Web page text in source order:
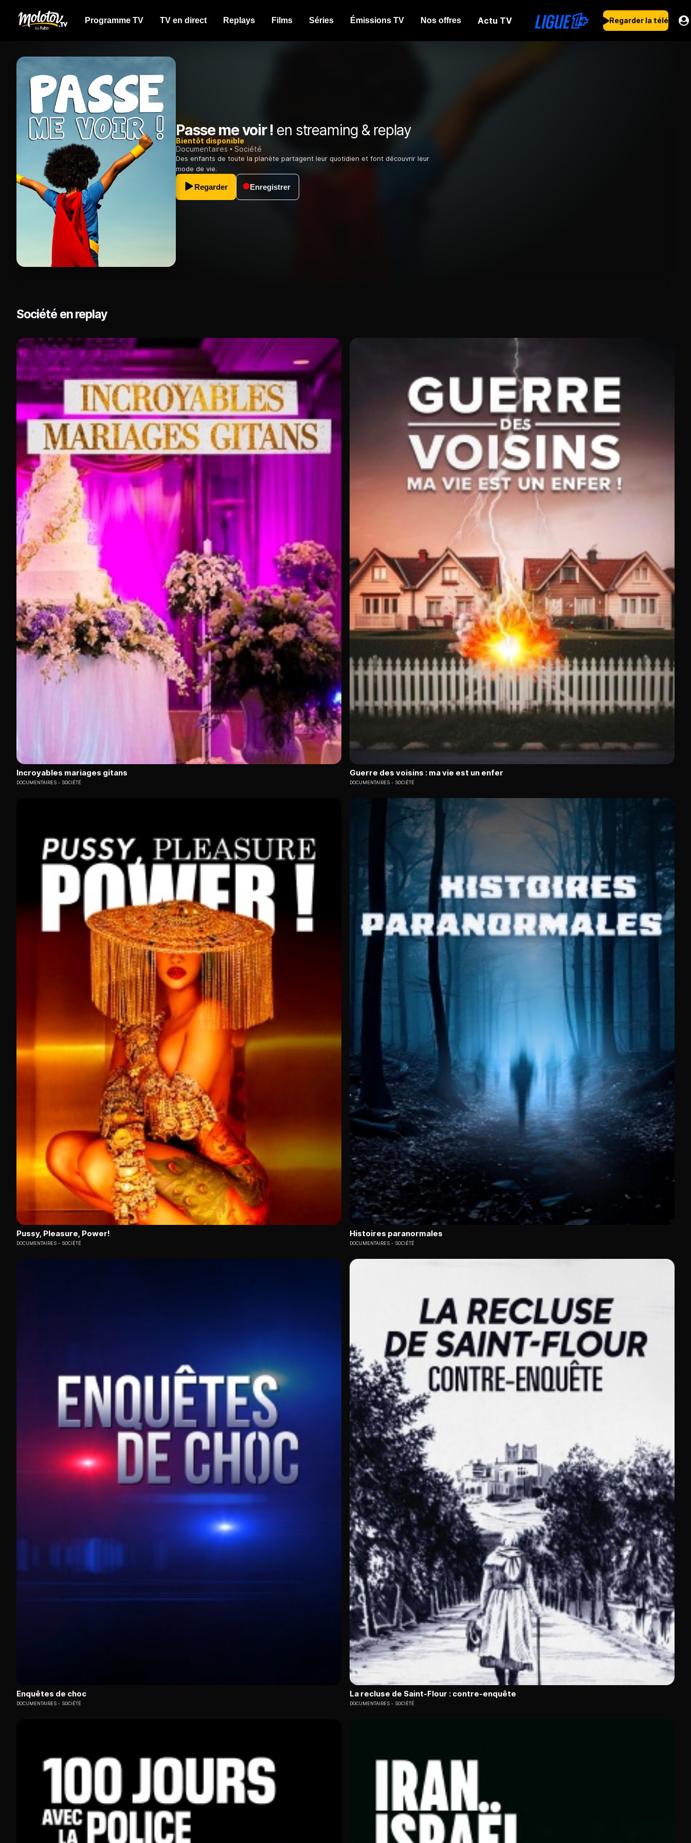
Programme TV TV en direct Replays Films Séries Émissions TV Nos offres Actu TV Regarder la télé
Passe me voir ! en streaming & replay
Bientôt disponible
Documentaires
Société
Des enfants de toute la planète partagent leur quotidien et font découvrir leur
mode de vie.
Regarder Enregistrer
Société en replay
Incroyables mariages gitans
DOCUMENTAIRES SOCIÉTÉ
Guerre des voisins : ma vie est un enfer
DOCUMENTAIRES SOCIÉTÉ
Pussy, Pleasure, Power!
DOCUMENTAIRES SOCIÉTÉ
Histoires paranormales
DOCUMENTAIRES SOCIÉTÉ
Enquêtes de choc
DOCUMENTAIRES SOCIÉTÉ
La recluse de Saint-Flour : contre-enquête
DOCUMENTAIRES SOCIÉTÉ